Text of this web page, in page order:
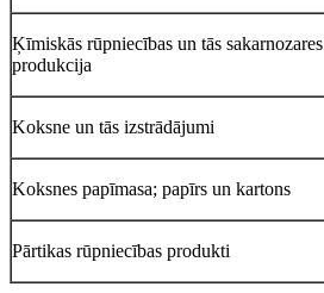
Ķīmiskās rūpniecības un tās sakarnozares
produkcija
Koksne un tās izstrādājumi
Koksnes papīmasa; papīrs un kartons
Pārtikas rūpniecības produkti